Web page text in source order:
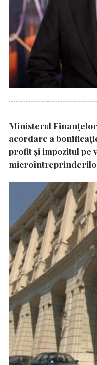
Ministerul
acordare a
profit și impozitul pe